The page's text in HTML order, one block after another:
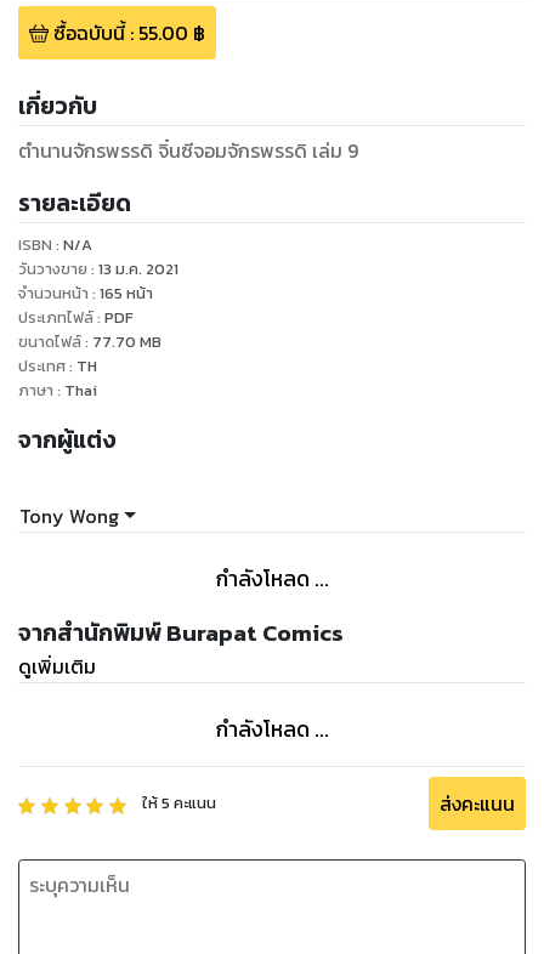
ซื้อฉบับนี้: 55.00 ฿
เกี่ยวกับ
ตำนานจักรพรรดิ จิ๋นซีจอมจักรพรรดิ เล่ม 9
รายละเอียด
ISBN : N/A
วันวางขาย : 13 ม.ค. 2021
จำนวนหน้า : 165 หน้า
ประเภทไฟล์: PDF
ขนาดไฟล์: 77.70 MB
ประเทศ: TH
ภาษา : Thai
จากผู้แต่ง
Tony Wong
กำลังโหลด ...
จากสำนักพิมพ์ Burapat Comics
ดูเพิ่มเติม
กำลังโหลด ...
ให้5 คะแนน ส่งคะแนน